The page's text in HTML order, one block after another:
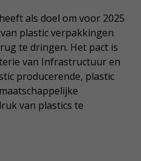
als doel om voor 2025
plastic verpakkingen
te dringen. Het pact is
van Infrastructuur en
producerende, plastic
van plastics te